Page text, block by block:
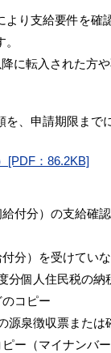
より支給要件を確
降に転入された方
を、申請期限まで
[PDF：86.2KB]
給付分）の支給確
分）を受けてい
分個人住民税の納
コピー
源泉徴収票また
ピー（マイナンバ